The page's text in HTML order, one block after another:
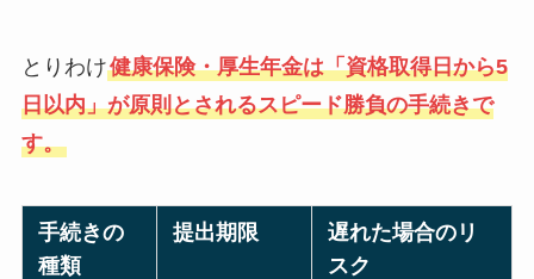
とりわけ健康保険・厚生年金は「資格取得日から5
日以内」が原則とされるスピード勝負の手続きで
す。
手続きの
種類
提出期限
遅れた場合のリ
スク